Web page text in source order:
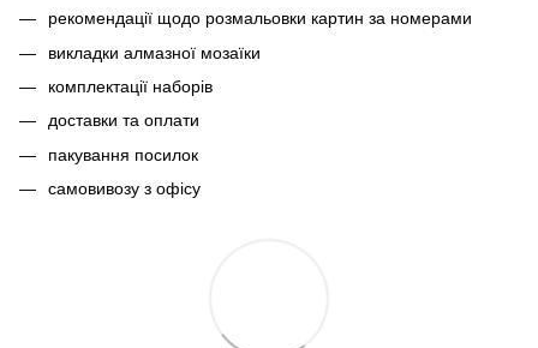
рекомендації щодо розмальовки картин за номерами
викладки алмазної мозаїки
комплектації наборів
доставки та оплати
пакування посилок
самовивозу з офісу